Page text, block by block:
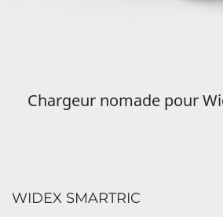
Chargeur nomade pour
WIDEX SMARTRIC